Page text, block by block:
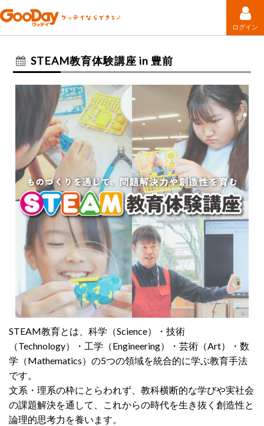
ログイン
STEAM教育体験講座 in 豊前
STEAM教育とは、科学（Science）・技術
（Technology）・工学（Engineering）・芸術（Art）・数
学（Mathematics）の5つの領域を統合的に学ぶ教育手法
です。
文系・理系の枠にとらわれず、教科横断的な学びや実社会
の課題解決を通して、これからの時代を生き抜く創造性と
論理的思考力を養います。